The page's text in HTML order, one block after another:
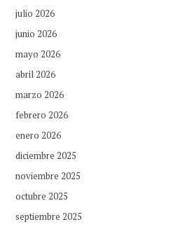
julio 2026
junio 2026
mayo 2026
abril 2026
marzo 2026
febrero 2026
enero 2026
diciembre 2025
noviembre 2025
octubre 2025
septiembre 2025